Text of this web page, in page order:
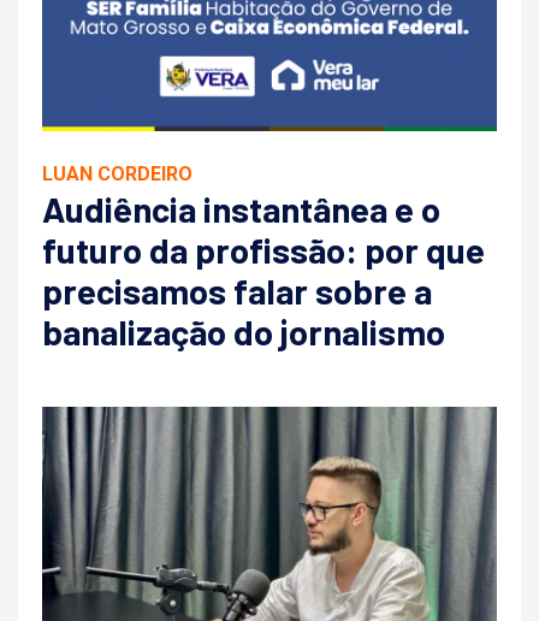
LUAN CORDEIRO
Audiência instantânea e o
futuro da profissão: por que
precisamos falar sobre a
banalização do jornalismo